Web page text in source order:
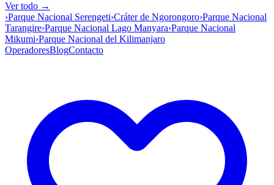
Ver todo →
›Parque Nacional Serengeti›Cráter de Ngorongoro›Parque Nacional
Tarangire›Parque Nacional Lago Manyara›Parque Nacional
Mikumi›Parque Nacional del Kilimanjaro
OperadoresBlogContacto